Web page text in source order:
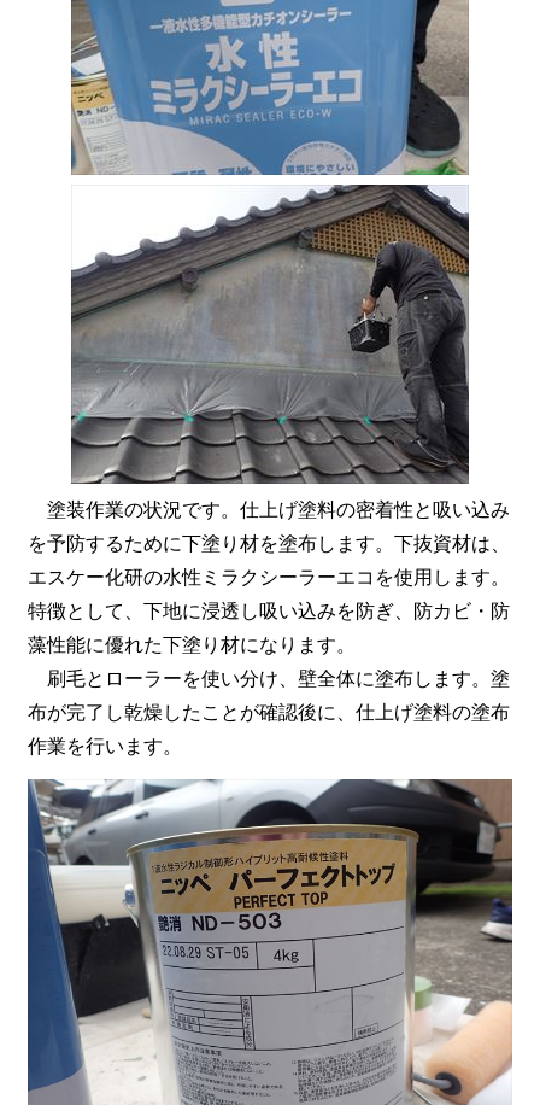
塗装作業の状況です。仕上げ塗料の密着性と吸い込み
を予防するために下塗り材を塗布します。下抜資材は、
エスケー化研の水性ミラクシーラーエコを使用します。
特徴として、下地に浸透し吸い込みを防ぎ、防カビ・防
藻性能に優れた下塗り材になります。
刷毛とローラーを使い分け、壁全体に塗布します。塗
布が完了し乾燥したことが確認後に、仕上げ塗料の塗布
作業を行います。